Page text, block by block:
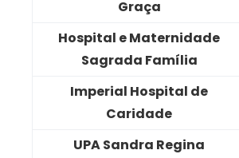
Graça
Hospital e Maternidade
Sagrada Família
Imperial Hospital de
Caridade
UPA Sandra Regina